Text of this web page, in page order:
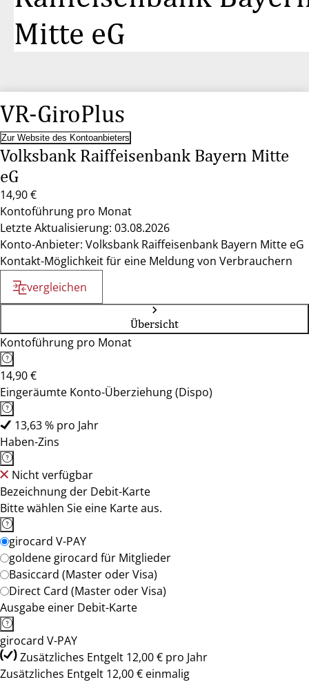
Mitte eG
VR-GiroPlus
Zur Website des Kontoanbieters
Volksbank Raiffeisenbank Bayern Mitte
eG
14,90 €
Kontoführung pro Monat
Letzte Aktualisierung: 03.08.2026
Konto-Anbieter: Volksbank Raiffeisenbank Bayern Mitte eG
Kontakt-Möglichkeit für eine Meldung von Verbrauchern
vergleichen
Übersicht
Kontoführung pro Monat
14,90 €
Eingeräumte Konto-Überziehung (Dispo)
13,63 % pro Jahr
Haben-Zins
Nicht verfügbar
Bezeichnung der Debit-Karte
Bitte wählen Sie eine Karte aus.
girocard V-PAY
goldene girocard für Mitglieder
Basiccard (Master oder Visa)
Direct Card (Master oder Visa)
Ausgabe einer Debit-Karte
girocard V-PAY
Zusätzliches Entgelt 12,00 € pro Jahr
Zusätzliches Entgelt 12,00 € einmalig